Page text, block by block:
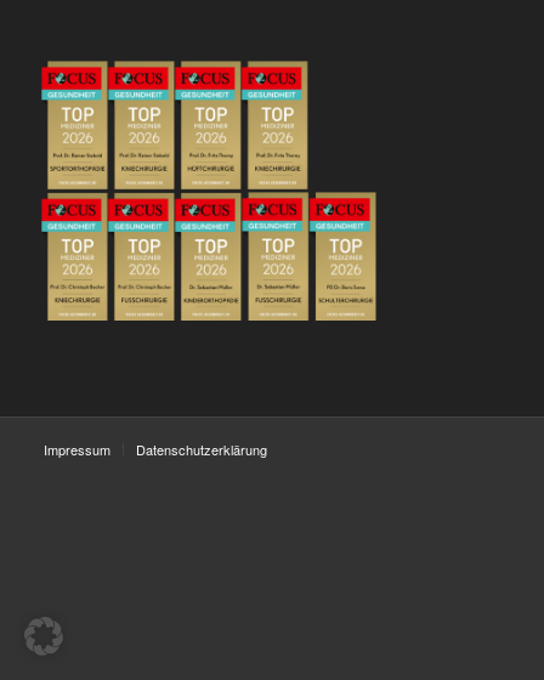
Impressum Datenschutzerklärung